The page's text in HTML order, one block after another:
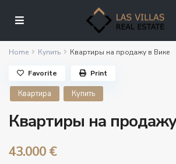
Home Купить Квартиры на продажу в Вике
Квартира Купить
Квартиры на
43.000 €
Favorite Print